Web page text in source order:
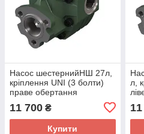
Насос шестернийНШ 27л,
кріплення UNI (3 болти)
праве обертання
11 700 ₴
Купити
л,